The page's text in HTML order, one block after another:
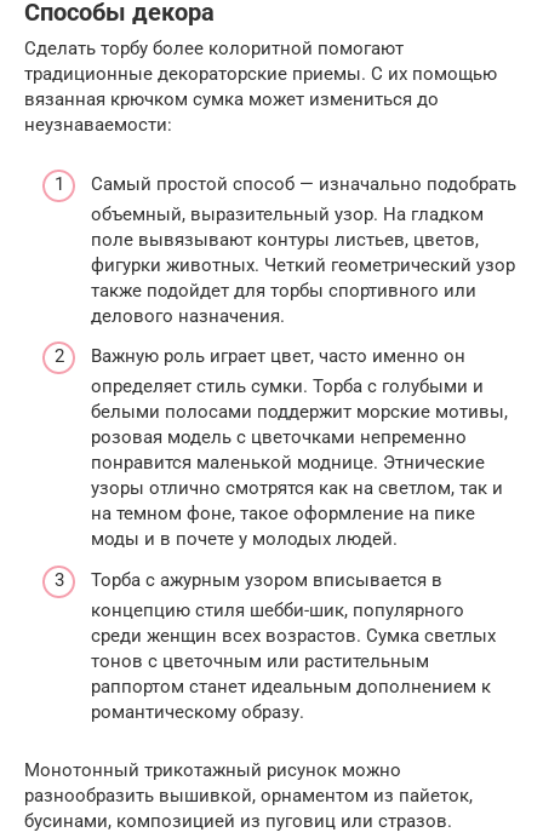
Способы декора
Сделать торбу более колоритной помогают
традиционные декораторские приемы. С их помощью
вязанная крючком сумка может измениться до
неузнаваемости:
Самый простой способ — изначально подобрать
объемный, выразительный узор. На гладком
поле вывязывают контуры листьев, цветов,
фигурки животных. Четкий геометрический узор
также подойдет для торбы спортивного или
делового назначения.
Важную роль играет цвет, часто именно он
определяет стиль сумки. Торба с голубыми и
белыми полосами поддержит морские мотивы,
розовая модель с цветочками непременно
понравится маленькой моднице. Этнические
узоры отлично смотрятся как на светлом, так и
на темном фоне, такое оформление на пике
моды и в почете у молодых людей.
Торба с ажурным узором вписывается в
концепцию стиля шебби-шик, популярного
среди женщин всех возрастов. Сумка светлых
тонов с цветочным или растительным
раппортом станет идеальным дополнением к
романтическому образу.
Монотонный трикотажный рисунок можно
разнообразить вышивкой, орнаментом из пайеток,
бусинами, композицией из пуговиц или стразов.